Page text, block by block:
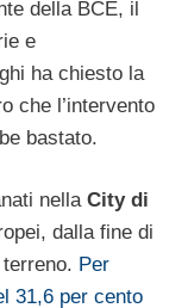
della BCE, il
e
ha chiesto la
che l’intervento
bastato.
nella City di
dalla fine di
Per
31,6 per cento